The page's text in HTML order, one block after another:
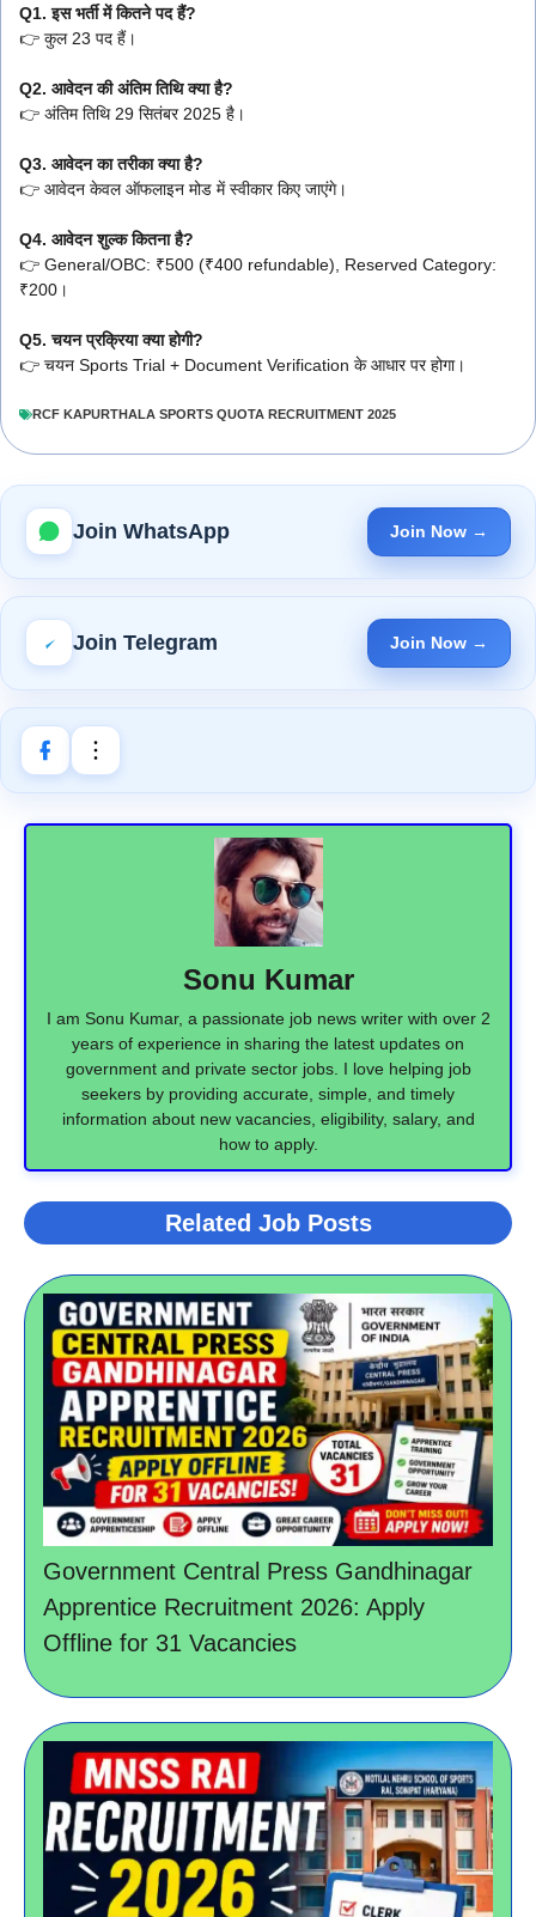
Q1. इस भर्ती में कितने पद हैं?
👉 कुल 23 पद हैं।
Q2. आवेदन की अंतिम तिथि क्या है?
👉 अंतिम तिथि 29 सितंबर 2025 है।
Q3. आवेदन का तरीका क्या है?
👉 आवेदन केवल ऑफलाइन मोड में स्वीकार किए जाएंगे।
Q4. आवेदन शुल्क कितना है?
👉 General/OBC: ₹500 (₹400 refundable), Reserved Category:
₹200।
Q5. चयन प्रक्रिया क्या होगी?
👉 चयन Sports Trial + Document Verification के आधार पर होगा।
RCF KAPURTHALA SPORTS QUOTA RECRUITMENT 2025
Join WhatsApp Join Now →
Join Telegram Join Now →
Sonu Kumar
I am Sonu Kumar, a passionate job news writer with over 2
years of experience in sharing the latest updates on
government and private sector jobs. I love helping job
seekers by providing accurate, simple, and timely
information about new vacancies, eligibility, salary, and
how to apply.
Related Job Posts
Government Central Press Gandhinagar
Apprentice Recruitment 2026: Apply
Offline for 31 Vacancies